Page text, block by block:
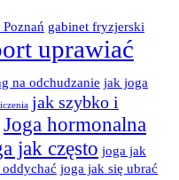
gabinet fryzjerski
uprawiać
na odchudzanie jak joga
jak szybko i
Joga hormonalna
jak często joga jak
joga jak się ubrać